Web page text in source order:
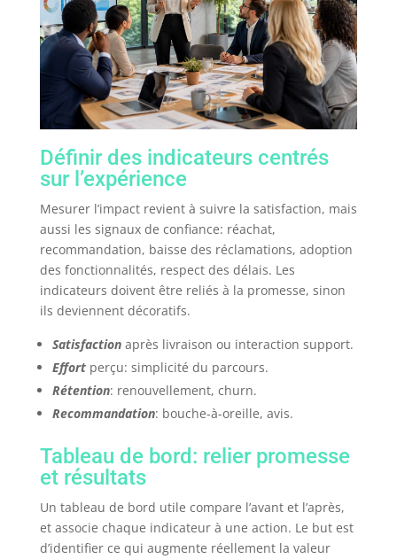
Définir des indicateurs centrés
sur l’expérience
Mesurer l’impact revient à suivre la satisfaction, mais
aussi les signaux de confiance: réachat,
recommandation, baisse des réclamations, adoption
des fonctionnalités, respect des délais. Les
indicateurs doivent être reliés à la promesse, sinon
ils deviennent décoratifs.
Satisfactionaprès livraison ou interaction support.
Effortperçu: simplicité du parcours.
Rétention: renouvellement, churn.
Recommandation: bouche-à-oreille, avis.
Tableau de bord: relier promesse
et résultats
Un tableau de bord utile compare l’avant et l’après,
et associe chaque indicateur à une action. Le but est
d’identifier ce qui augmente réellement la valeur